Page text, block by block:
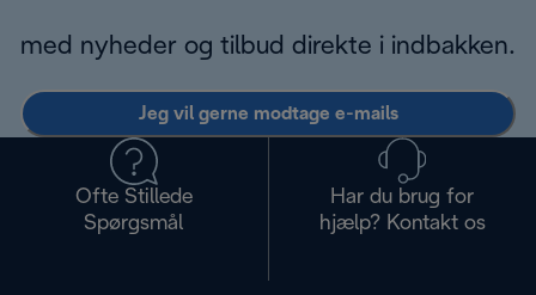
med nyheder og tilbud direkte i indbakken.
Jeg vil gerne modtage e-mails
Ofte Stillede
Spørgsmål
Har du brug for
hjælp? Kontakt os